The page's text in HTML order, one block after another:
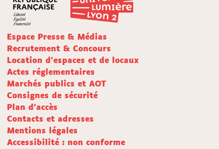
Espace Presse & Médias
Recrutement & Concours
Location d'espaces et de locaux
Actes réglementaires
Marchés publics et AOT
Consignes de sécurité
Plan d'accès
Contacts et adresses
Mentions légales
Accessibilité : non conforme